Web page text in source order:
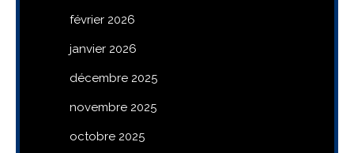
février 2026
janvier 2026
décembre 2025
novembre 2025
octobre 2025